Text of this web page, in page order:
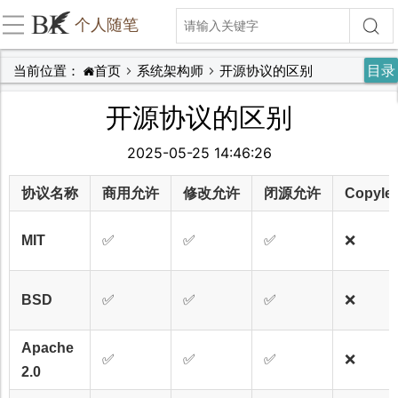
个人随笔
目录
当前位置： 首页 系统架构师 开源协议的区别
开源协议的区别
2025-05-25 14:46:26
协议名称 商用允许 修改允许 闭源允许
MIT ✅ ✅ ✅ ❌
BSD ✅ ✅ ✅ ❌
Apache
2.0
✅ ✅ ✅ ❌